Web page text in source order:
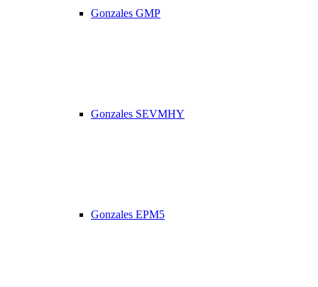
Gonzales GMP
Gonzales SEVMHY
Gonzales EPM5